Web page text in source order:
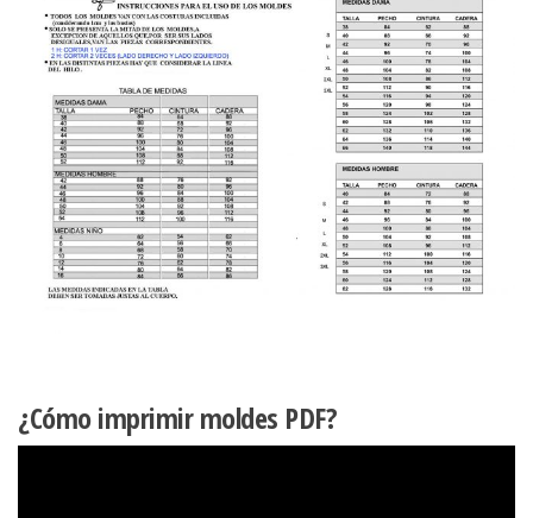
¿Cómo imprimir moldes PDF?